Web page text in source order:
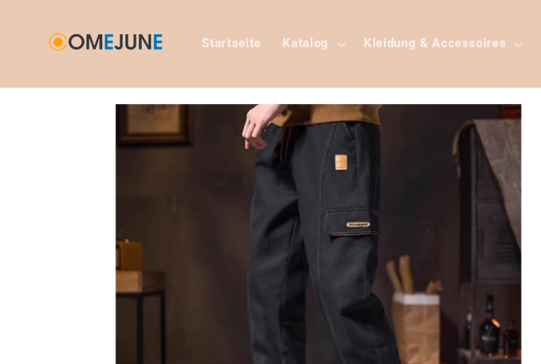
Inhalt
Startseite Katalog Kleidung & Accessoires
Produktinformationen
springen